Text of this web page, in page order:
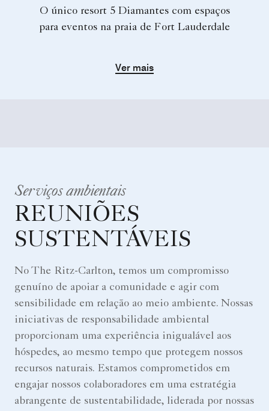
O único resort 5 Diamantes com espaços
para eventos na praia de Fort Lauderdale
Ver mais
Serviços ambientais
REUNIÕES
SUSTENTÁVEIS
No The Ritz-Carlton, temos um compromisso
genuíno de apoiar a comunidade e agir com
sensibilidade em relação ao meio ambiente. Nossas
iniciativas de responsabilidade ambiental
proporcionam uma experiência inigualável aos
hóspedes, ao mesmo tempo que protegem nossos
recursos naturais. Estamos comprometidos em
engajar nossos colaboradores em uma estratégia
abrangente de sustentabilidade, liderada por nossas